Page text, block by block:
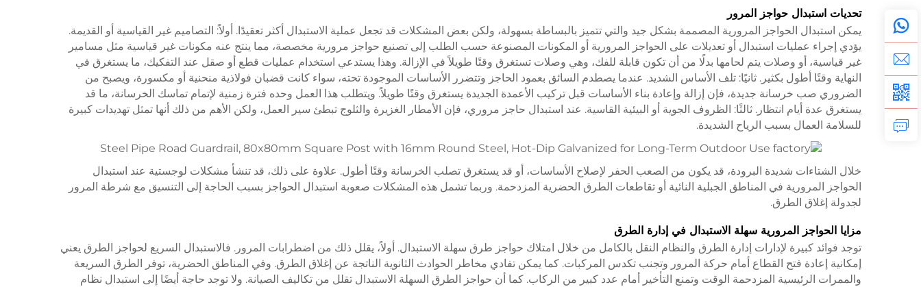
تحديات استبدال حواجز المرور
يمكن استبدال الحواجز المرورية المصممة بشكل جيد والتي تتميز بالبساطة بسهولة، ولكن بعض المشكلات قد تجعل عملية الاستبدال أكثر تعقيدًا. أولاً: التصاميم غير القياسية أو القديمة.
يؤدي إجراء عمليات استبدال أو تعديلات على الحواجز المرورية أو المكونات المصنوعة حسب الطلب إلى تصنيع حواجز مرورية مخصصة، مما ينتج عنه مكونات غير قياسية مثل مسامير
غير قياسية، أو وصلات يتم لحامها بدلًا من أن تكون قابلة للفك، وهي وصلات تستغرق وقتًا طويلاً في الإزالة. وهذا يستدعي استخدام عمليات قطع أو صقل عند التفكيك، ما يستغرق في
النهاية وقتًا أطول بكثير. ثانيًا: تلف الأساس الشديد. عندما يصطدم السائق بعمود الحاجز وتتضرر الأساسات الموجودة تحته، سواء كانت قضبان فولاذية منحنية أو مكسورة، ويصبح من
الضروري صب خرسانة جديدة، فإن إزالة وإعادة بناء الأساسات قبل تركيب الأعمدة الجديدة يستغرق وقتًا طويلاً. ويتطلب هذا العمل وحده فترة زمنية لإتمام تماسك الخرسانة، ما قد
يستغرق عدة أيام انتظار. ثالثًا: الظروف الجوية أو البيئية القاسية. عند استبدال حاجز مروري، فإن الأمطار الغزيرة والثلوج تبطئ سير العمل، ولكن الأهم من ذلك أنها تمثل تهديدات كبيرة
للسلامة العمال بسبب الرياح الشديدة.
خلال الشتاءات شديدة البرودة، قد يكون من الصعب الحفر لإصلاح الأساسات، أو قد يستغرق تصلب الخرسانة وقتًا أطول. علاوة على ذلك، قد تنشأ مشكلات لوجستية عند استبدال
الحواجز المرورية في المناطق الجبلية النائية أو تقاطعات الطرق الحضرية المزدحمة. وربما تشمل هذه المشكلات صعوبة استبدال الحواجز بسبب الحاجة إلى التنسيق مع شرطة المرور
لجدولة إغلاق الطرق.
مزايا الحواجز المرورية سهلة الاستبدال في إدارة الطرق
توجد فوائد كبيرة لإدارات إدارة الطرق والنظام النقل بالكامل من خلال امتلاك حواجز طرق سهلة الاستبدال. أولاً، يقلل ذلك من اضطرابات المرور. فالاستبدال السريع لحواجز الطرق يعني
إمكانية إعادة فتح القطاع أمام حركة المرور وتجنب تكدس المركبات. كما يمكن تفادي مخاطر الحوادث الثانوية الناتجة عن إغلاق الطرق. وفي المناطق الحضرية، توفر الطرق السريعة
والممرات الرئيسية المزدحمة الوقت وتمنع التأخير أمام عدد كبير من الركاب. كما أن حواجز الطرق السهلة الاستبدال تقلل من تكاليف الصيانة. ولا توجد حاجة أيضًا إلى استبدال نظام